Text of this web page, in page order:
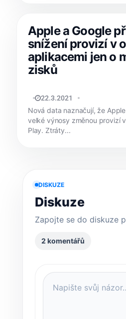
Apple a Google
snížení provizí v
aplikacemi jen o
zisků
DAVID HUBLAR
22.3.2021
Nová data naznačují, že
velké výnosy změnou provizí
Play. Ztráty...
DISKUZE
Diskuze
Zapojte se do diskuze
2 komentářů